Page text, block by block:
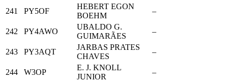
241 PY5OF
HEBERT EGON
BOEHM
–
242 PY4AWO
UBALDO G.
GUIMARÃES
–
243 PY3AQT
JARBAS PRATES
CHAVES
–
244 W3OP
E. J. KNOLL
JUNIOR
–